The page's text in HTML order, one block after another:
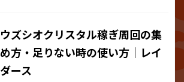
ウズシオクリスタル稼ぎ周回の集
め方・足りない時の使い方｜レイ
ダース